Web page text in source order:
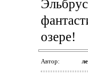
озере!
Автор: